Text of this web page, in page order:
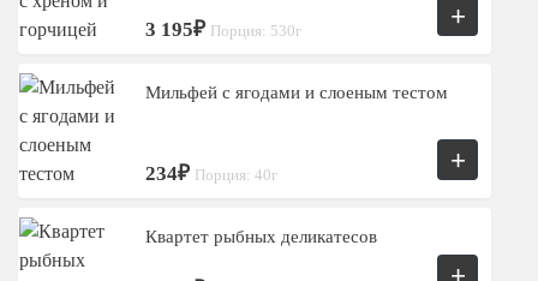
3 195₽ Порция: 530г +
Мильфей с ягодами и слоеным тестом
234₽ Порция: 40г +
Квартет рыбных деликатесов